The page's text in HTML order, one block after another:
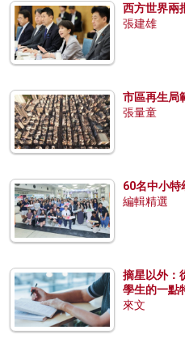
西方世界兩
張建雄
市區再生局
張量童
60名中小特
編輯精選
摘星以外：
學生的一點
來文